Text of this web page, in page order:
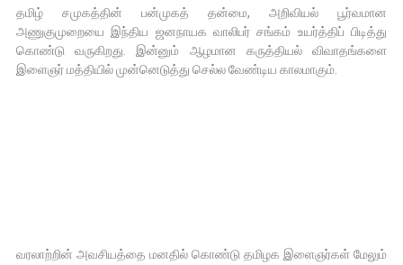
தமிழ் சமுகத்தின் பன்முகத் தன்மை, அறிவியல் பூர்வமான
அணுகுமுறையை இந்திய ஜனநாயக வாலிபர் சங்கம் உயர்த்திப் பிடித்து
கொண்டு வருகிறது. இன்னும் ஆழமான கருத்தியல் விவாதங்களை
இளைஞர் மத்தியில் முன்னெடுத்து செல்ல வேண்டிய காலமாகும்.
வரலாற்றின் அவசியத்தை மனதில் கொண்டு தமிழக இளைஞர்கள் மேலும்